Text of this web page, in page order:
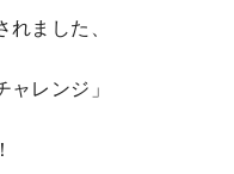
ました、
レンジ」